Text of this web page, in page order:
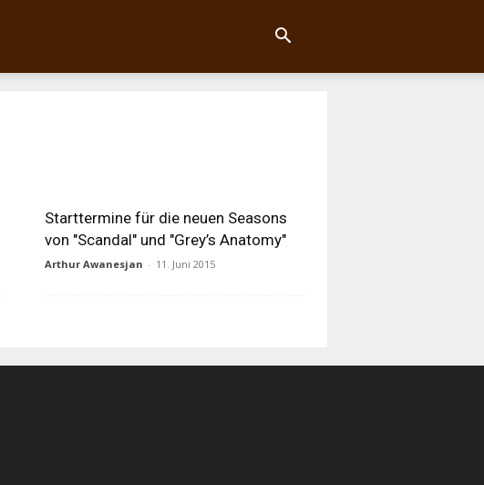
Starttermine für die neuen Seasons
von "Scandal" und "Grey’s Anatomy"
Arthur Awanesjan - 11. Juni 2015